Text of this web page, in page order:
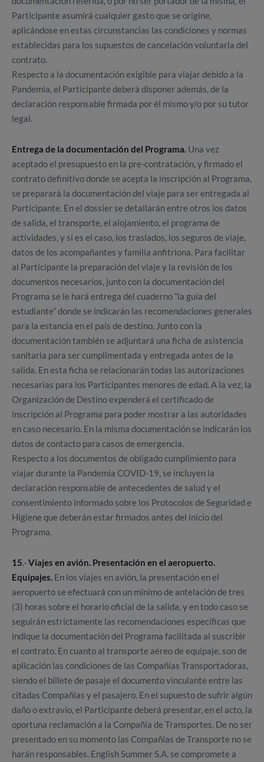
Participante asumirá cualquier gasto que se origine,
aplicándose en estas circunstancias las condiciones y normas
establecidas para los supuestos de cancelación voluntaria del
contrato.
Respecto a la documentación exigible para viajar debido a la
Pandemia, el Participante deberá disponer además, de la
declaración responsable firmada por él mismo y/o por su tutor
legal.
Entrega de la documentación del Programa. Una vez
aceptado el presupuesto en la pre-contratación, y firmado el
contrato definitivo donde se acepta la inscripción al Programa,
se preparará la documentación del viaje para ser entregada al
Participante. En el dossier se detallarán entre otros los datos
de salida, el transporte, el alojamiento, el programa de
actividades, y si es el caso, los traslados, los seguros de viaje,
datos de los acompañantes y familia anfitriona. Para facilitar
al Participante la preparación del viaje y la revisión de los
documentos necesarios, junto con la documentación del
Programa se le hará entrega del cuaderno “la guía del
estudiante” donde se indicarán las recomendaciones generales
para la estancia en el país de destino. Junto con la
documentación también se adjuntará una ficha de asistencia
sanitaria para ser cumplimentada y entregada antes de la
salida. En esta ficha se relacionarán todas las autorizaciones
necesarias para los Participantes menores de edad. A la vez, la
Organización de Destino expenderá el certificado de
inscripción al Programa para poder mostrar a las autoridades
en caso necesario. En la misma documentación se indicarán los
datos de contacto para casos de emergencia.
Respecto a los documentos de obligado cumplimiento para
viajar durante la Pandemia COVID-19, se incluyen la
declaración responsable de antecedentes de salud y el
consentimiento informado sobre los Protocolos de Seguridad e
Higiene que deberán estar firmados antes del inicio del
Programa.
15.-Viajes en avión. Presentación en el aeropuerto.
Equipajes. En los viajes en avión, la presentación en el
aeropuerto se efectuará con un mínimo de antelación de tres
(3) horas sobre el horario oficial de la salida, y en todo caso se
seguirán estrictamente las recomendaciones específicas que
indique la documentación del Programa facilitada al suscribir
el contrato. En cuanto al transporte aéreo de equipaje, son de
aplicación las condiciones de las Compañías Transportadoras,
siendo el billete de pasaje el documento vinculante entre las
citadas Compañías y el pasajero. En el supuesto de sufrir algún
daño o extravío, el Participante deberá presentar, en el acto, la
oportuna reclamación a la Compañía de Transportes. De no ser
presentado en su momento las Compañías de Transporte no se
harán responsables. English Summer S.A. se compromete a